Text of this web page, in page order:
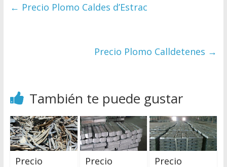
← Precio Plomo Caldes d’Estrac
Precio Plomo Calldetenes →
También te puede gustar
Precio
Precio
Precio